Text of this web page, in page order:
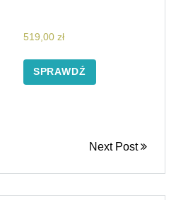
519,00 zł
SPRAWDŹ
Next Post